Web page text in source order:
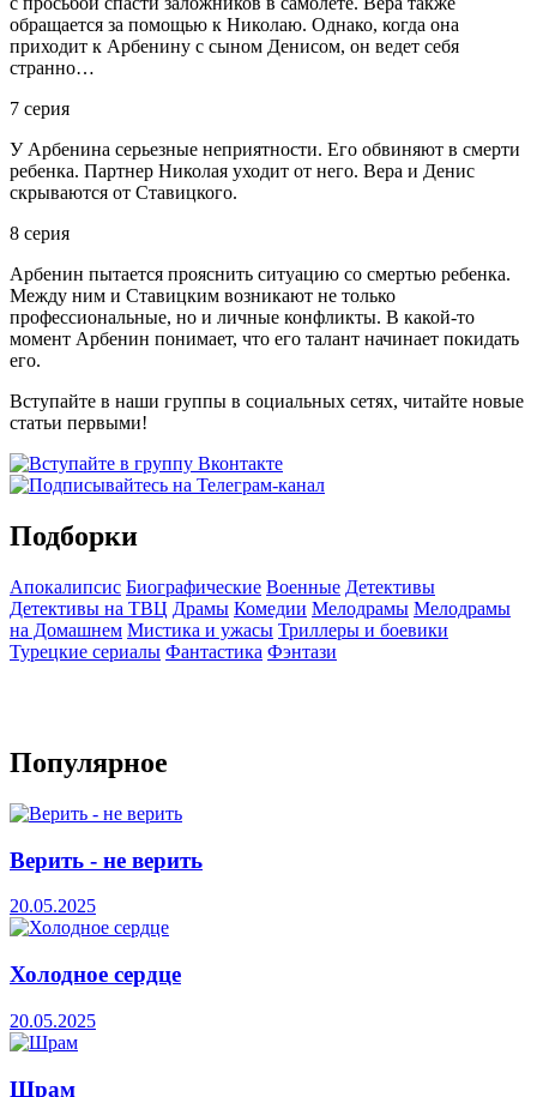
обращается за помощью к Николаю. Однако, когда она
приходит к Арбенину с сыном Денисом, он ведет себя
странно…
7 серия
У Арбенина серьезные неприятности. Его обвиняют в смерти
ребенка. Партнер Николая уходит от него. Вера и Денис
скрываются от Ставицкого.
8 серия
Арбенин пытается прояснить ситуацию со смертью ребенка.
Между ним и Ставицким возникают не только
профессиональные, но и личные конфликты. В какой-то
момент Арбенин понимает, что его талант начинает покидать
его.
Вступайте в наши группы в социальных сетях, читайте новые
статьи первыми!
Подборки
Апокалипсис Биографические Военные Детективы
Детективы на ТВЦ Драмы Комедии Мелодрамы Мелодрамы
на Домашнем Мистика и ужасы Триллеры и боевики
Турецкие сериалы Фантастика Фэнтази
Популярное
Верить - не верить
20.05.2025
Холодное сердце
20.05.2025
Шрам